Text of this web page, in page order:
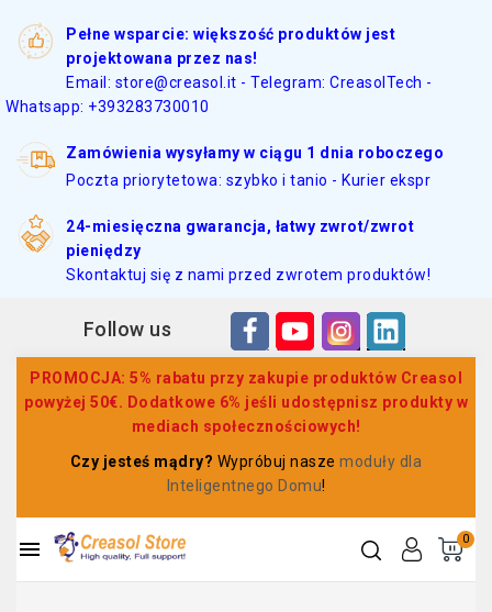
Pełne wsparcie: większość produktów jest
projektowana przez nas!
Email: store@creasol.it - Telegram: CreasolTech -
Whatsapp: +393283730010
Zamówienia wysyłamy w ciągu 1 dnia roboczego
Poczta priorytetowa: szybko i tanio - Kurier ekspr
24-miesięczna gwarancja, łatwy zwrot/zwrot
pieniędzy
Skontaktuj się z nami przed zwrotem produktów!
Follow us
PROMOCJA: 5% rabatu przy zakupie produktów Creasol
powyżej 50€. Dodatkowe 6% jeśli udostępnisz produkty w
mediach społecznościowych!
Czy jesteś mądry? Wypróbuj naszemoduły dla
Inteligentnego Domu!
0
